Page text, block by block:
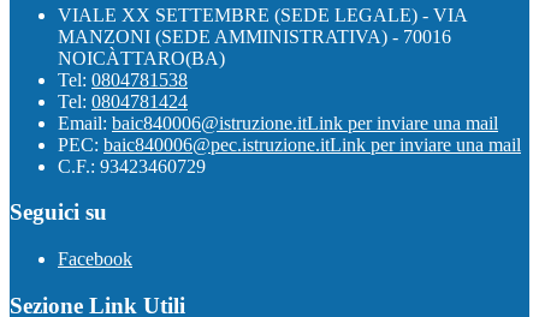
VIALE XX SETTEMBRE (SEDE LEGALE) - VIA
MANZONI (SEDE AMMINISTRATIVA) - 70016
NOICÀTTARO(BA)
Tel: 0804781538
Tel: 0804781424
Email: baic840006@istruzione.itLink per inviare una mail
PEC: baic840006@pec.istruzione.itLink per inviare una mail
C.F.: 93423460729
Seguici su
Facebook
Sezione Link Utili